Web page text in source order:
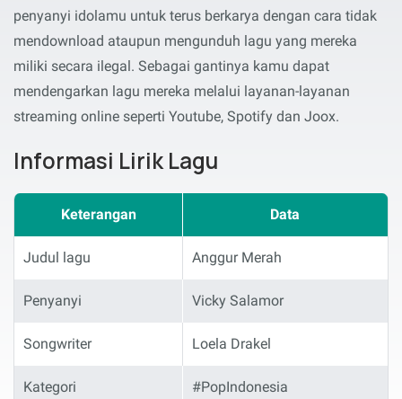
penyanyi idolamu untuk terus berkarya dengan cara tidak
mendownload ataupun mengunduh lagu yang mereka
miliki secara ilegal. Sebagai gantinya kamu dapat
mendengarkan lagu mereka melalui layanan-layanan
streaming online seperti Youtube, Spotify dan Joox.
Informasi Lirik Lagu
Keterangan Data
Judul lagu Anggur Merah
Penyanyi Vicky Salamor
Songwriter Loela Drakel
Kategori #PopIndonesia